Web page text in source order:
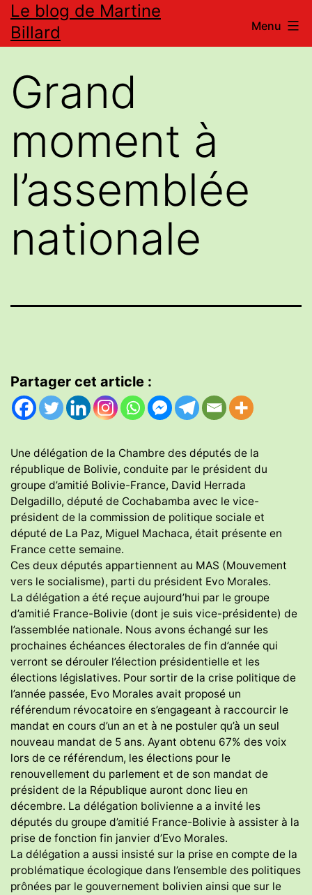
Aller
au
Le blog de Martine
Billard
Menu
Grand
moment à
l’assemblée
nationale
Partager cet article :
Une délégation de la Chambre des députés de la
république de Bolivie, conduite par le président du
groupe d’amitié Bolivie-France, David Herrada
Delgadillo, député de Cochabamba avec le vice-
président de la commission de politique sociale et
député de La Paz, Miguel Machaca, était présente en
France cette semaine.
Ces deux députés appartiennent au MAS (Mouvement
vers le socialisme), parti du président Evo Morales.
La délégation a été reçue aujourd’hui par le groupe
d’amitié France-Bolivie (dont je suis vice-présidente) de
l’assemblée nationale. Nous avons échangé sur les
prochaines échéances électorales de fin d’année qui
verront se dérouler l’élection présidentielle et les
élections législatives. Pour sortir de la crise politique de
l’année passée, Evo Morales avait proposé un
référendum révocatoire en s’engageant à raccourcir le
mandat en cours d’un an et à ne postuler qu’à un seul
nouveau mandat de 5 ans. Ayant obtenu 67% des voix
lors de ce référendum, les élections pour le
renouvellement du parlement et de son mandat de
président de la République auront donc lieu en
décembre. La délégation bolivienne a a invité les
députés du groupe d’amitié France-Bolivie à assister à la
prise de fonction fin janvier d’Evo Morales.
La délégation a aussi insisté sur la prise en compte de la
problématique écologique dans l’ensemble des politiques
prônées par le gouvernement bolivien ainsi que sur le